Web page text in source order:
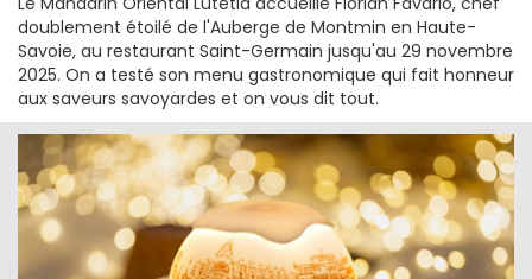
doublement étoilé de l'Auberge de Montmin en Haute-
Savoie, au restaurant Saint-Germain jusqu'au 29 novembre
2025. On a testé son menu gastronomique qui fait honneur
aux saveurs savoyardes et on vous dit tout.